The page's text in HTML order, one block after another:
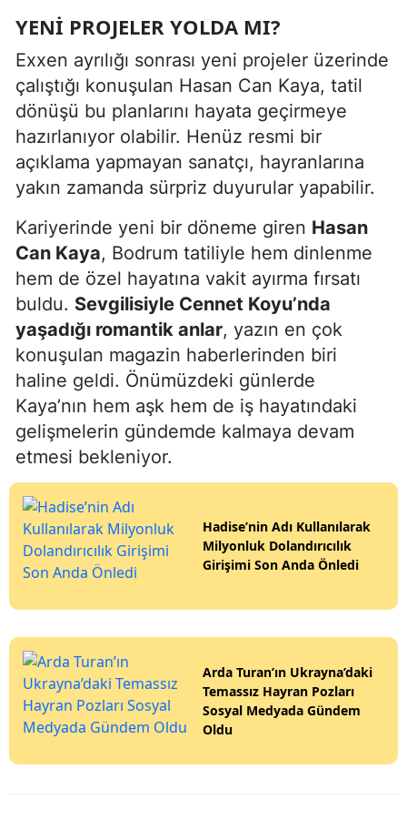
YENI PROJELER YOLDA MI?
Exxen ayrılığı sonrası yeni projeler üzerinde
çalıştığı konuşulan Hasan Can Kaya, tatil
dönüşü bu planlarını hayata geçirmeye
hazırlanıyor olabilir. Henüz resmi bir
açıklama yapmayan sanatçı, hayranlarına
yakın zamanda sürpriz duyurular yapabilir.
Kariyerinde yeni bir döneme giren Hasan
Can Kaya, Bodrum tatiliyle hem dinlenme
hem de özel hayatına vakit ayırma fırsatı
buldu. Sevgilisiyle Cennet Koyu’nda
yaşadığı romantik anlar, yazın en çok
konuşulan magazin haberlerinden biri
haline geldi. Önümüzdeki günlerde
Kaya’nın hem aşk hem de iş hayatındaki
gelişmelerin gündemde kalmaya devam
etmesi bekleniyor.
Hadise’nin Adı Kullanılarak
Milyonluk Dolandırıcılık
Girişimi Son Anda Önledi
Arda Turan’ın Ukrayna’daki
Temassız Hayran Pozları
Sosyal Medyada Gündem
Oldu